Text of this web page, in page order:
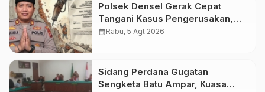
Polsek Densel Gerak Cepat
Tangani Kasus Pengerusakan,
Kapolsek: Kami Sudah Koordinasi
calendar_monthRabu, 5 Agt 2026
Sidang Perdana Gugatan
Sengketa Batu Ampar, Kuasa